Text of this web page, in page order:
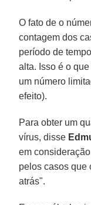
O fato de o
contagem dos
período de
alta. Isso é o
um número
efeito).
Para obter um
vírus, disse
em
pelos casos que
atrás".